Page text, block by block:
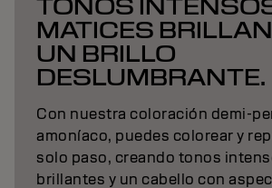
TONOS
MATICES
UN BRILLO
DESLUMBRANTE.
Con nuestra coloración demi-
amoníaco, puedes colorear y
solo paso, creando tonos
brillantes y un cabello con